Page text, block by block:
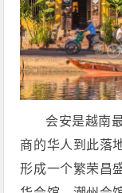
会安是越南
商的华人到此落
形成一个繁荣昌